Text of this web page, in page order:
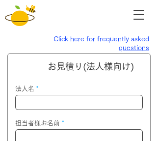
Click here for frequently asked
questions
​お見積り(法人様向け)
法人名
担当者様お名前